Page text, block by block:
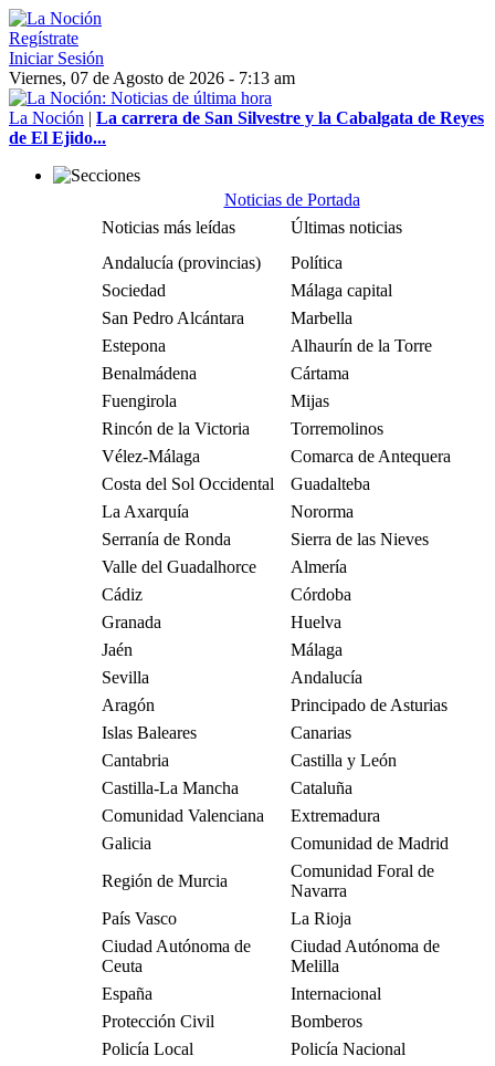
Regístrate
Iniciar Sesión
Viernes, 07 de Agosto de 2026 - 7:13 am
La Noción | La carrera de San Silvestre y la Cabalgata de Reyes
de El Ejido...
Noticias de Portada
Noticias más leídas
Últimas noticias
Andalucía (provincias)
Política
Sociedad
Málaga capital
San Pedro Alcántara
Marbella
Estepona
Alhaurín de la Torre
Benalmádena
Cártama
Fuengirola
Mijas
Rincón de la Victoria
Torremolinos
Vélez-Málaga
Comarca de Antequera
Costa del Sol Occidental
Guadalteba
La Axarquía
Nororma
Serranía de Ronda
Sierra de las Nieves
Valle del Guadalhorce
Almería
Cádiz
Córdoba
Granada
Huelva
Jaén
Málaga
Sevilla
Andalucía
Aragón
Principado de Asturias
Islas Baleares
Canarias
Cantabria
Castilla y León
Castilla-La Mancha
Cataluña
Comunidad Valenciana
Extremadura
Galicia
Comunidad de Madrid
Región de Murcia
Comunidad Foral de
Navarra
País Vasco
La Rioja
Ciudad Autónoma de
Ceuta
Ciudad Autónoma de
Melilla
España
Internacional
Protección Civil
Bomberos
Policía Local
Policía Nacional